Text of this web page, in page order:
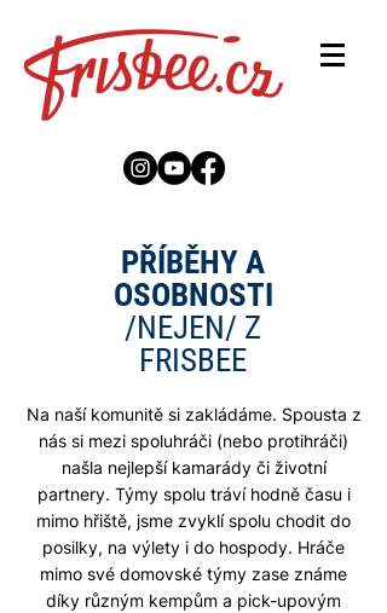
PŘÍBĚHY A
OSOBNOSTI
/NEJEN/ Z
FRISBEE
Na naší komunitě si zakládáme. Spousta z
nás si mezi spoluhráči (nebo protihráči)
našla nejlepší kamarády či životní
partnery. Týmy spolu tráví hodně času i
mimo hřiště, jsme zvyklí spolu chodit do
posilky, na výlety i do hospody. Hráče
mimo své domovské týmy zase známe
díky různým kempům a pick-upovým